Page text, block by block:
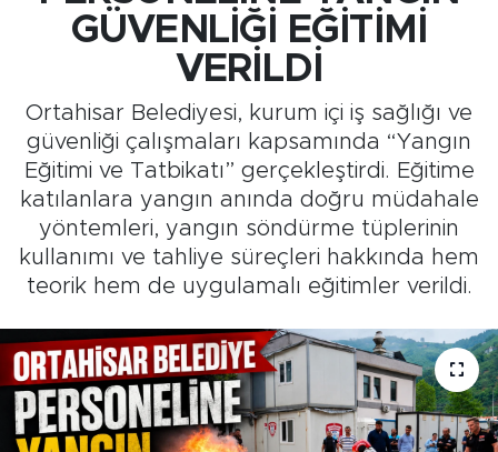
GÜVENLİĞİ EĞİTİMİ
VERİLDİ
Ortahisar Belediyesi, kurum içi iş sağlığı ve
güvenliği çalışmaları kapsamında “Yangın
Eğitimi ve Tatbikatı” gerçekleştirdi. Eğitime
katılanlara yangın anında doğru müdahale
yöntemleri, yangın söndürme tüplerinin
kullanımı ve tahliye süreçleri hakkında hem
teorik hem de uygulamalı eğitimler verildi.
Medya
Siyaset
Teknoloji
GURBETTEN SILAYA
Köşe Yazarları
Manşet